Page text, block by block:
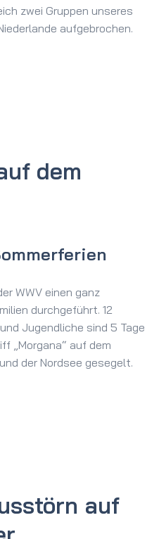
zwei Gruppen unseres
aufgebrochen.
dem
WWV einen ganz
durchgeführt. 12
Jugendliche sind 5 Tage
„Morgana“ auf dem
der Nordsee gesegelt.
auf